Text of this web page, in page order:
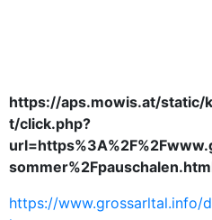
https://aps.mowis.at/
t/click.php?
https://www.grossarltal.info/